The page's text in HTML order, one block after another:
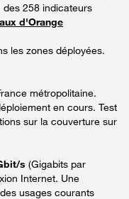
258 indicateurs
d'Orange
les zones déployées.
métropolitaine.
en cours. Test
sur la couverture sur
s (Gigabits par
Internet. Une
usages courants